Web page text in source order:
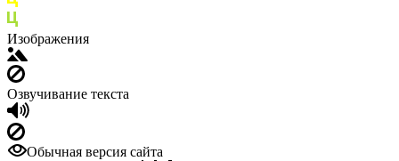
Изображения
Озвучивание текста
Обычная версия сайта